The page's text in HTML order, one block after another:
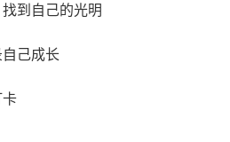
到自己的光明
己成长